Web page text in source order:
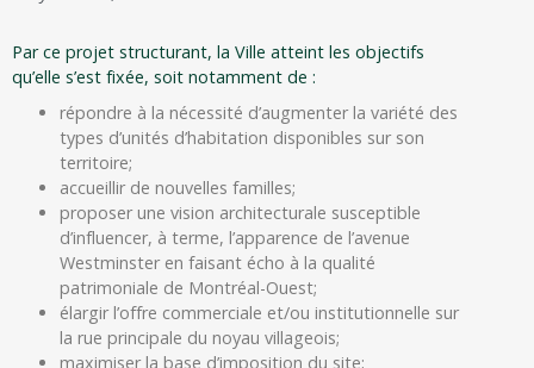
Par ce projet structurant, la Ville atteint les objectifs
qu’elle s’est fixée, soit notamment de :
répondre à la nécessité d’augmenter la variété des
types d’unités d’habitation disponibles sur son
territoire;
accueillir de nouvelles familles;
proposer une vision architecturale susceptible
d’influencer, à terme, l’apparence de l’avenue
Westminster en faisant écho à la qualité
patrimoniale de Montréal-Ouest;
élargir l’offre commerciale et/ou institutionnelle sur
la rue principale du noyau villageois;
maximiser la base d’imposition du site;